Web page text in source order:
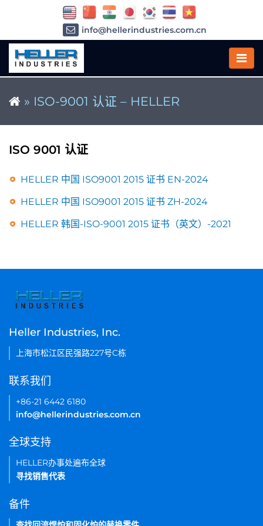
» ISO-9001 认证 – HELLER
ISO 9001 认证
HELLER 中国 ISO9001 2015 证书 EN-2024
HELLER 中国 ISO9001 2015 证书 ZH-2024
HELLER 韩国-ISO-9001 2015 证书（英文）-2021
info@hellerindustries.com.cn
Heller Industries, Inc.
上海市松江区民强路227号C栋
联系我们
+86-21 6442 6180
info@hellerindustries.com.cn
全球支持
HELLER办事处遍布全球
寻找销售代表
备件